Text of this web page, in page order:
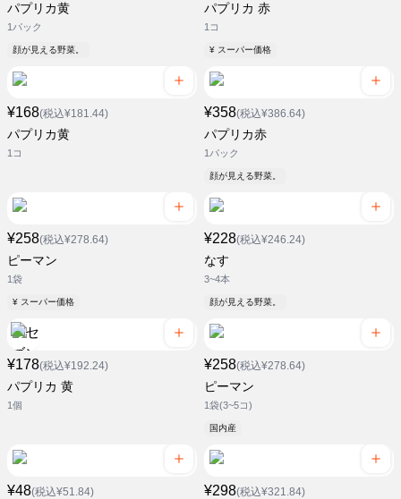
パプリカ黄
1パック
顔が見える野菜。
パプリカ 赤
1コ
¥ スーパー価格
¥168(税込¥181.44)
パプリカ黄
1コ
¥358(税込¥386.64)
パプリカ赤
1パック
顔が見える野菜。
¥258(税込¥278.64)
ピーマン
1袋
¥ スーパー価格
¥228(税込¥246.24)
なす
3~4本
顔が見える野菜。
¥178(税込¥192.24)
パプリカ 黄
1個
¥258(税込¥278.64)
ピーマン
1袋(3~5コ)
国内産
¥48(税込¥51.84) ¥298(税込¥321.84)